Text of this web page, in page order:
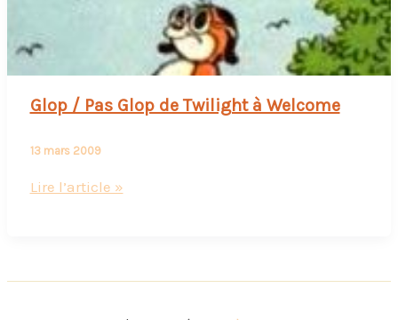
Glop / Pas Glop de Twilight à Welcome
13 mars 2009
Glop
de
Lire l’article »